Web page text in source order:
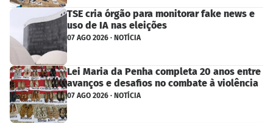
TSE cria órgão para monitorar fake news e
uso de IA nas eleições
07 AGO 2026 · NOTÍCIA
Lei Maria da Penha completa 20 anos entre
avanços e desafios no combate à violência
07 AGO 2026 · NOTÍCIA